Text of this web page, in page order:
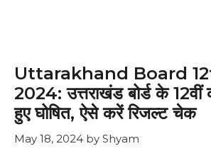
Uttarakhand Board
2024: उत्तराखंड बोर्ड के 12वीं
हुए घोषित, ऐसे करें रिजल्ट चेक
May 18, 2024 by Shyam